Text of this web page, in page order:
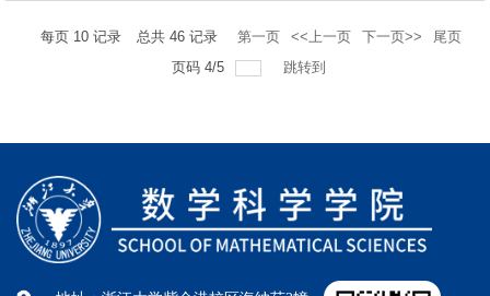
每页 10记录 总共 46记录 第一页 <<上一页 下一页>>
尾页
页码 4/5 跳转到